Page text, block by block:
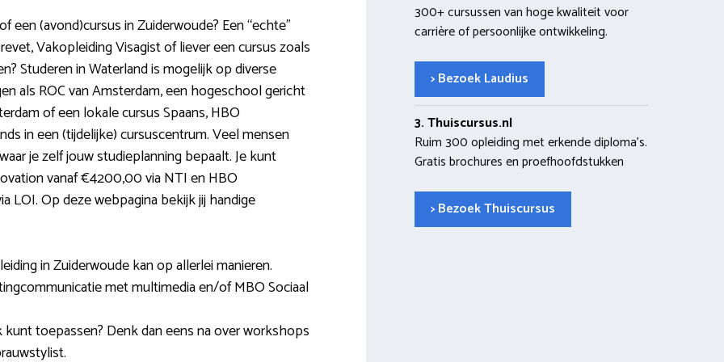
(avond)cursus in Zuiderwoude? Een “echte”
Vakopleiding Visagist of liever een cursus zoals
Studeren in Waterland is mogelijk op diverse
als ROC van Amsterdam, een hogeschool gericht
of een lokale cursus Spaans, HBO
in een (tijdelijke) cursuscentrum. Veel mensen
je zelf jouw studieplanning bepaalt. Je kunt
vanaf €4200,00 via NTI en HBO
LOI. Op deze webpagina bekijk jij handige
in Zuiderwoude kan op allerlei manieren.
met multimedia en/of MBO Sociaal
toepassen? Denk dan eens na over workshops
300+ cursussen van hoge kwaliteit voor
carrière of persoonlijke ontwikkeling.
> Bezoek Laudius
3. Thuiscursus.nl
Ruim 300 opleiding met erkende diploma’s.
Gratis brochures en proefhoofdstukken
> Bezoek Thuiscursus